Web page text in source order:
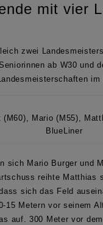
mit vier
zwei
ab W30 und
im
Mario (M55),
BlueLiner
sich Mario Burger und
reihte Matthias
sich das Feld
15 Metern vor seinem
auf. 300 Meter vor